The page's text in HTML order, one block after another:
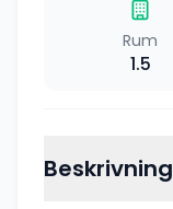
Rum
1.5
Beskrivning